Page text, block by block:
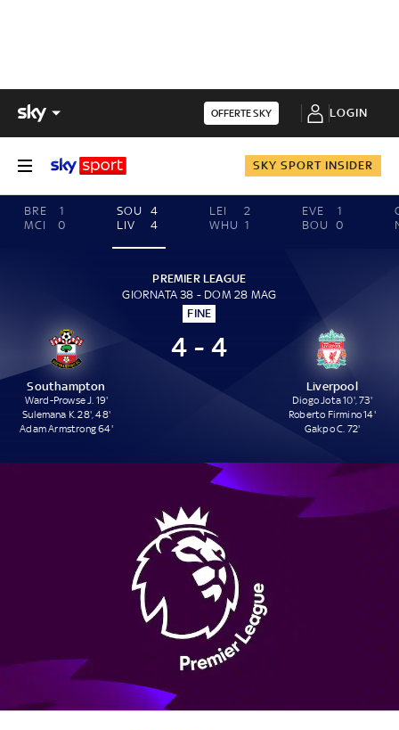
OFFERTE SKY LOGIN
SKY SPORT INSIDER
BRE
1
MCI
0
SOU
4
LIV
4
LEI
2
WHU 1
EVE
1
BOU
0
PREMIER LEAGUE
GIORNATA 38 - DOM 28 MAG
FINE
Southampton
Ward-Prowse J. 19'
Sulemana K. 28', 48'
Adam Armstrong 64'
4 - 4
Liverpool
Diogo Jota 10', 73'
Roberto Firmino 14'
Gakpo C. 72'
4 - 4